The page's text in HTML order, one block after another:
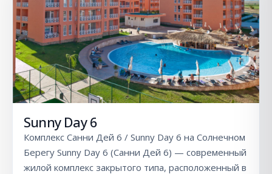
Sunny Day 6
Комплекс Санни Дей 6 / Sunny Day 6 на Солнечном
Берегу Sunny Day 6 (Санни Дей 6) — современный
жилой комплекс закрытого типа, расположенный в